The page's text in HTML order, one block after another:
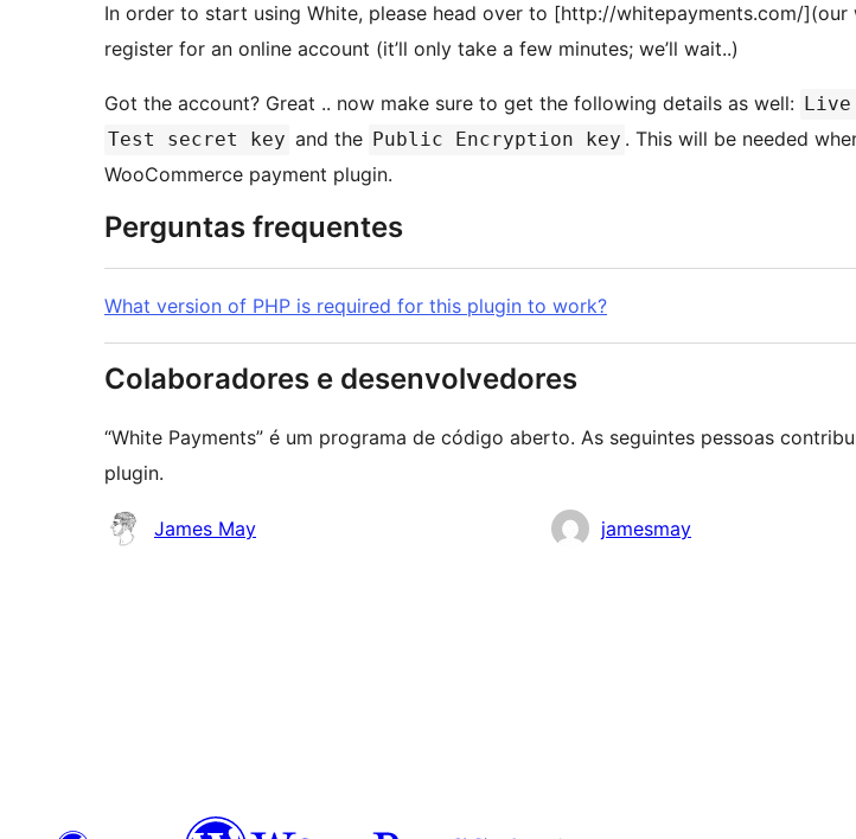
In order to start using White, please head over to [http://whitepayments.com/](our
register for an online account (it’ll only take a few minutes; we’ll wait..)
Got the account? Great .. now make sure to get the following details as well:
Test secret key and the Public Encryption key . This will be needed
WooCommerce payment plugin.
Perguntas frequentes
What version of PHP is required for this plugin to work?
Colaboradores e desenvolvedores
“White Payments” é um programa de código aberto. As seguintes pessoas
plugin.
Colaboradores
James May jamesmay